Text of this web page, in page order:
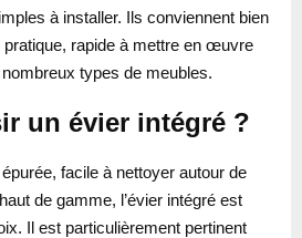
à installer. Ils conviennent bien
rapide à mettre en œuvre
types de meubles.
un évier intégré ?
facile à nettoyer autour de
de gamme, l’évier intégré est
Il est particulièrement pertinent